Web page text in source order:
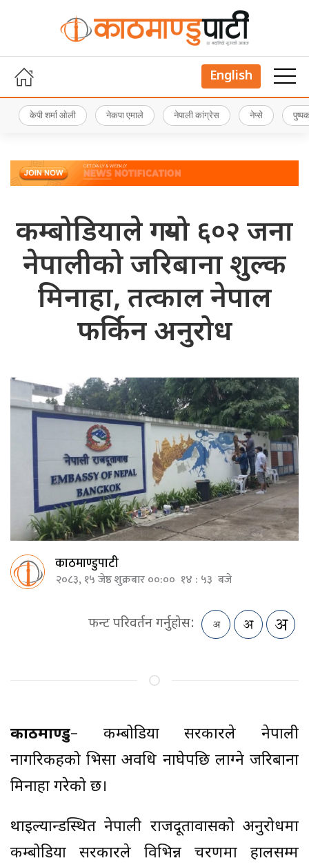
English
केपी शर्मा ओली नेकपा एमाले नेपाली कांग्रेस नेप्से
कम्बोडियाले गर्‍यो ६०२ जना
नेपालीको जरिबाना शुल्क
मिनाहा, तत्काल नेपाल
फर्किन अनुरोध
काठमाण्डुपाटी
२०८३, १५ जेष्ठ शुक्रबार ००:०० १४ : ५३ बजे
फन्ट परिवर्तन गर्नुहोस:
काठमाण्डु– कम्बोडिया सरकारले नेपाली
नागरिकहरूको भिसा अवधि नाघेपछि लाग्ने जरिबाना
मिनाहा गरेको छ।
थाइल्यान्डस्थित नेपाली राजदूतावासको अनुरोधमा
कम्बोडिया सरकारले विभिन्न चरणमा हालसम्म